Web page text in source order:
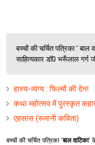
बच्‍चों की चर्चित पत्रिका ‘ बाल
साहित्‍यकार डॉ0 भरूँलाल गर्ग
हास्‍य-व्‍यंग्‍य : फिल्‍मों की देन!
कथा महोत्सव में पुरस्कृत
एहसास (रूमानी कविता)
बच्‍चों की चर्चित पत्रिका ‘बाल वाटिका’